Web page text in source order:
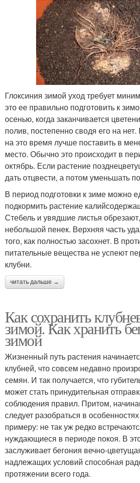
Глоксиния зимой уход требует
это ее правильно подготовить к
осенью, когда заканчивается
полив, постепенно сводя его на
на это время лучше поставить в
место. Обычно это происходит в
октябрь. Если растение
дать отцвести, а потом уменьшать
В период подготовки к зиме можно
подкормить растение
Стебель и увядшие листья
небольшой пенек. Верхняя часть
того, как полностью засохнет. В
питательные вещества не успеют
клубни.
читать дальше →
Как сохранить
зимой. Как хранить
зимой
Жизненный путь растения
клубней, что совсем недавно
семян. И так получается, что
может стать принудительная
соблюдения правил. Притом,
следует разобраться в
примеру: не так уж редко
нуждающиеся в периоде покоя. В
заслуживает бегония вечно-
надлежащих условий способная
протяжении всего года.